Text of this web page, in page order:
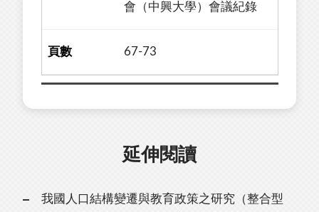
會（中興大學）會議紀錄
67-73
延伸閱讀
我國人口結構變遷與教育政策之研究（整合型